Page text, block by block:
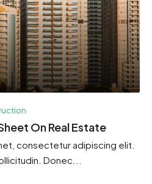
On Real Estate
consectetur adipiscing elit.
Donec...